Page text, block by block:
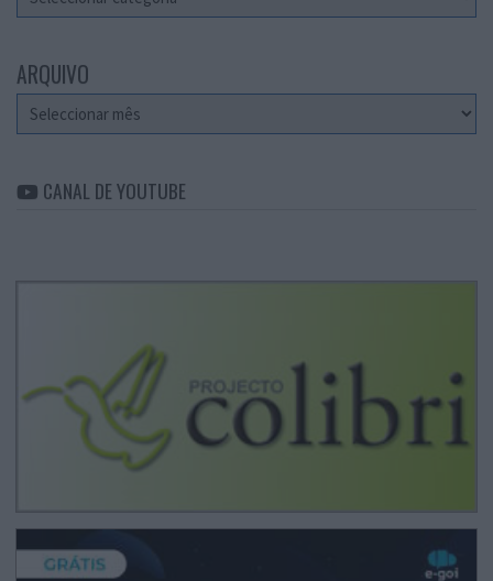
ARQUIVO
Arquivo
CANAL DE YOUTUBE